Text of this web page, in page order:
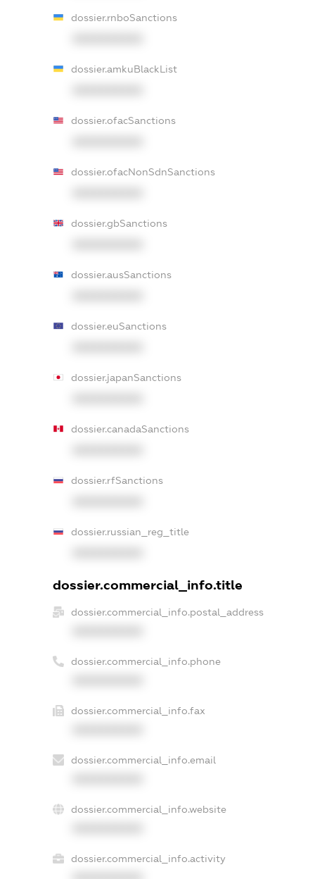
dossier.rnboSanctions
dossier.amkuBlackList
dossier.ofacSanctions
dossier.ofacNonSdnSanctions
dossier.gbSanctions
dossier.ausSanctions
dossier.euSanctions
dossier.japanSanctions
dossier.canadaSanctions
dossier.rfSanctions
dossier.russian_reg_title
dossier.commercial_info.title
dossier.commercial_info.postal_address
dossier.commercial_info.phone
dossier.commercial_info.fax
dossier.commercial_info.email
dossier.commercial_info.website
dossier.commercial_info.activity